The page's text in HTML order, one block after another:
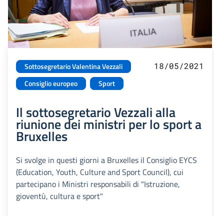
Sottosegretario Valentina Vezzali
Consiglio europeo
Sport
18/05/2021
Il sottosegretario Vezzali alla
riunione dei ministri per lo sport a
Bruxelles
Si svolge in questi giorni a Bruxelles il Consiglio EYCS
(Education, Youth, Culture and Sport Council), cui
partecipano i Ministri responsabili di "Istruzione,
gioventù, cultura e sport"